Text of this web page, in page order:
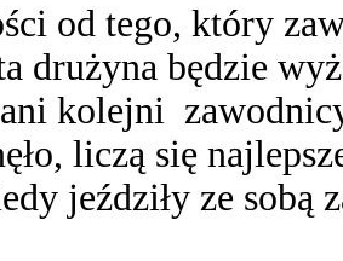
od tego, który
drużyna będzie
kolejni
liczą się
jeździły ze sobą